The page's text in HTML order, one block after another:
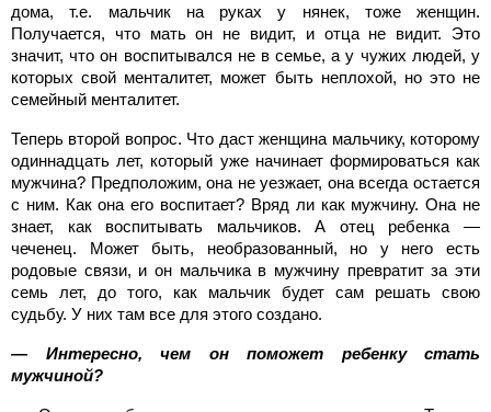
дома, т.е. мальчик на руках у нянек, тоже женщин.
Получается, что мать он не видит, и отца не видит. Это
значит, что он воспитывался не в семье, а у чужих людей, у
которых свой менталитет, может быть неплохой, но это не
семейный менталитет.
Теперь второй вопрос. Что даст женщина мальчику, которому
одиннадцать лет, который уже начинает формироваться как
мужчина? Предположим, она не уезжает, она всегда остается
с ним. Как она его воспитает? Вряд ли как мужчину. Она не
знает, как воспитывать мальчиков. А отец ребенка —
чеченец. Может быть, необразованный, но у него есть
родовые связи, и он мальчика в мужчину превратит за эти
семь лет, до того, как мальчик будет сам решать свою
судьбу. У них там все для этого создано.
— Интересно, чем он поможет ребенку стать
мужчиной?